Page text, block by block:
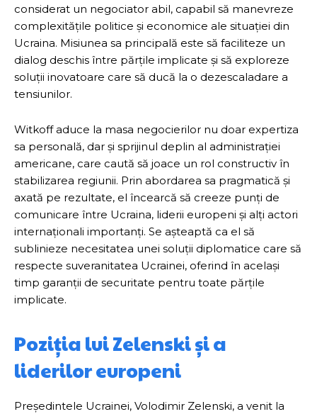
considerat un negociator abil, capabil să manevreze
complexitățile politice și economice ale situației din
Ucraina. Misiunea sa principală este să faciliteze un
dialog deschis între părțile implicate și să exploreze
soluții inovatoare care să ducă la o dezescaladare a
tensiunilor.
Witkoff aduce la masa negocierilor nu doar expertiza
sa personală, dar și sprijinul deplin al administrației
americane, care caută să joace un rol constructiv în
stabilizarea regiunii. Prin abordarea sa pragmatică și
axată pe rezultate, el încearcă să creeze punți de
comunicare între Ucraina, liderii europeni și alți actori
internaționali importanți. Se așteaptă ca el să
sublinieze necesitatea unei soluții diplomatice care să
respecte suveranitatea Ucrainei, oferind în același
timp garanții de securitate pentru toate părțile
implicate.
Poziția lui Zelenski și a
liderilor europeni
Președintele Ucrainei, Volodimir Zelenski, a venit la